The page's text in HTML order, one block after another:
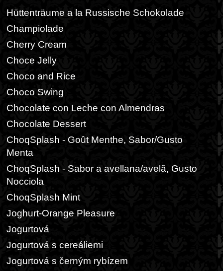
Hüttenträume a la Russische Schokolade
Champiolade
Cherry Cream
Choce Jelly
Choco and Rice
Choco Swing
Chocolate con Leche con Almendras
Chocolate Dessert
ChoqSplash - Goût Menthe, Sabor/Gusto
Menta
ChoqSplash - Sabor a avellana/avelã, Gusto
Nocciola
ChoqSplash Mint
Joghurt-Orange Pleasure
Jogurtová
Jogurtová s cereáliemi
Jogurtová s černým rybízem